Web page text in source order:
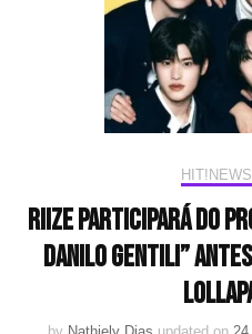
HIT!NEWS
RIIZE participará do
Danilo Gentili”